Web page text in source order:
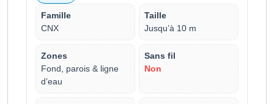
Famille
CNX
Taille
Jusqu’à 10 m
Zones
Fond, parois & ligne
d’eau
Sans fil
Non